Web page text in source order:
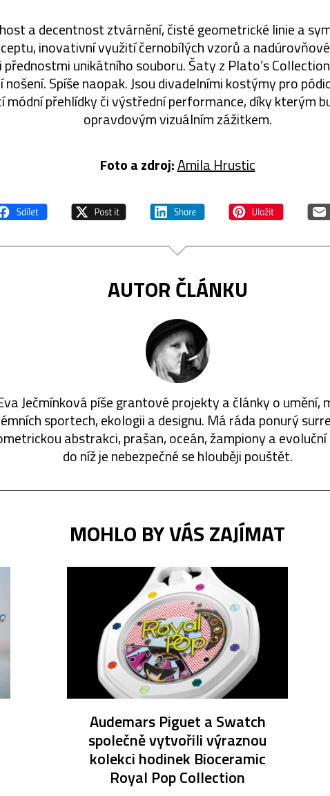
a decentnost ztvárnění, čisté geometrické linie a
inovativní využití černobílých vzorů a
unikátního souboru. Šaty z Plato’s
nošení. Spíše naopak. Jsou divadelními kostýmy pro
módní přehlídky či výstřední performance, díky kterým
opravdovým vizuálním zážitkem.
Foto a zdroj:Amila Hrustic
AUTOR ČLÁNKU
Ječmínková píše grantové projekty a články o umění,
sportech, ekologii a designu. Má ráda ponurý
abstrakci, prašan, oceán, žampiony a
do níž je nebezpečné se hlouběji pouštět.
MOHLO BY VÁS ZAJÍMAT
Audemars Piguet a Swatch
společně vytvořili výraznou
kolekci hodinek Bioceramic
Royal Pop Collection